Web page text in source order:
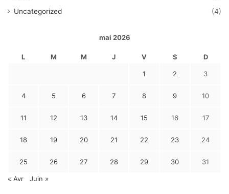
Uncategorized
(4)
mai 2026
L M M J V S D
1 2 3
4 5 6 7 8 9 10
11 12 13 14 15 16 17
18 19 20 21 22 23 24
25 26 27 28 29 30 31
« Avr Juin »